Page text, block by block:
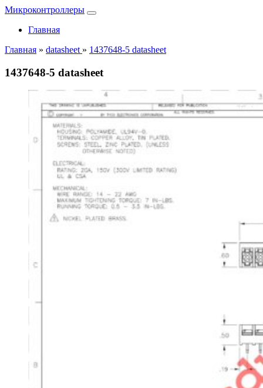
Микроконтроллеры
Главная
Главная » datasheet » 1437648-5 datasheet
1437648-5 datasheet